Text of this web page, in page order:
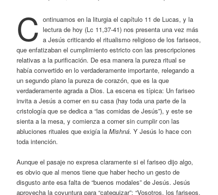
C ontinuamos en la liturgia el capítulo 11 de Lucas, y la
lectura de hoy (Lc 11,37-41) nos presenta una vez más
a Jesús criticando el ritualismo religioso de los fariseos,
que enfatizaban el cumplimiento estricto con las prescripciones
relativas a la purificación. De esa manera la pureza ritual se
había convertido en lo verdaderamente importante, relegando a
un segundo plano la pureza de corazón, que es la que
verdaderamente agrada a Dios. La escena es típica: Un fariseo
invita a Jesús a comer en su casa (hay toda una parte de la
cristología que se dedica a “las comidas de Jesús”), y este se
sienta a la mesa, y comienza a comer sin cumplir con las
abluciones rituales que exigía laMishná. Y Jesús lo hace con
toda intención.
Aunque el pasaje no expresa claramente si el fariseo dijo algo,
es obvio que al menos tiene que haber hecho un gesto de
disgusto ante esa falta de “buenos modales” de Jesús. Jesús
aprovecha la coyuntura para “catequizar”: “Vosotros, los fariseos,